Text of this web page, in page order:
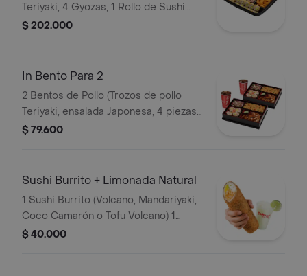
Teriyaki, 4 Gyozas, 1 Rollo de Sushi
Golden California, Coleslaw Japonés,
$ 202.000
In Bento Para 2
2 Bentos de Pollo (Trozos de pollo
Teriyaki, ensalada Japonesa, 4 piezas
de sushi California y arroz japonés,
$ 79.600
Sushi Burrito + Limonada Natural
1 Sushi Burrito (Volcano, Mandariyaki,
Coco Camarón o Tofu Volcano) 1
Limonada Natural
$ 40.000